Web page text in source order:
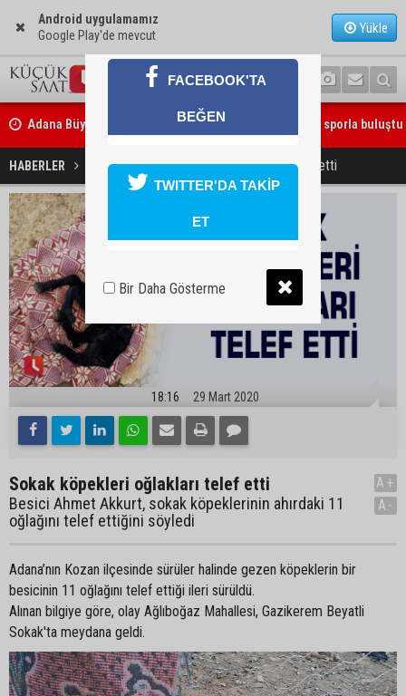
Android uygulamamız
Google Play'de mevcut
Yükle
Adana Büyükşehir Yaz Spor Okulları’nda 30 bin çocuk sporla buluştu
Beşiktaş dosyasında iki tahliye: Özcan Zenger ve Utku Caner
bırakıldı
HABERLER YAŞAM Sokak köpekleri oğlakları telef etti
18:16 29 Mart 2020
Sokak köpekleri oğlakları telef etti
Besici Ahmet Akkurt, sokak köpeklerinin ahırdaki 11
oğlağını telef ettiğini söyledi
A+
A-
Adana’nın Kozan ilçesinde sürüler halinde gezen köpeklerin bir
besicinin 11 oğlağını telef ettiği ileri sürüldü.
Alınan bilgiye göre, olay Ağlıboğaz Mahallesi, Gazikerem Beyatli
Sokak'ta meydana geldi.
FACEBOOK'TA
BEĞEN
TWITTER'DA TAKİP
ET
Bir Daha Gösterme